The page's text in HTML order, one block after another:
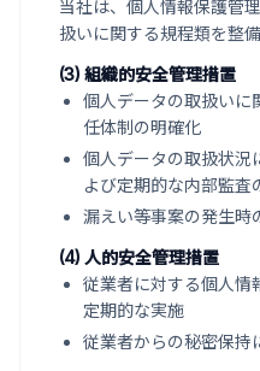
当社は、個人情報保護管
扱いに関する規程類を整備
(3) 組織的安全管理措置
個人データの取扱いに
任体制の明確化
個人データの取扱状況
よび定期的な内部監査
漏えい等事案の発生時
(4) 人的安全管理措置
従業者に対する個人情
定期的な実施
従業者からの秘密保持